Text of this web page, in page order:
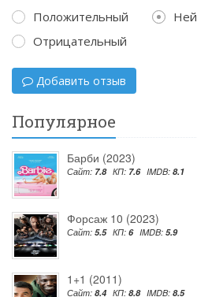
Положительный
Отрицательный
Добавить отзыв
Популярное
Барби (2023)
Сайт: 7.8 КП: 7.6 IMDB: 8.1
Форсаж 10 (2023)
Сайт: 5.5 КП: 6 IMDB: 5.9
1+1 (2011)
Сайт: 8.4 КП: 8.8 IMDB: 8.5